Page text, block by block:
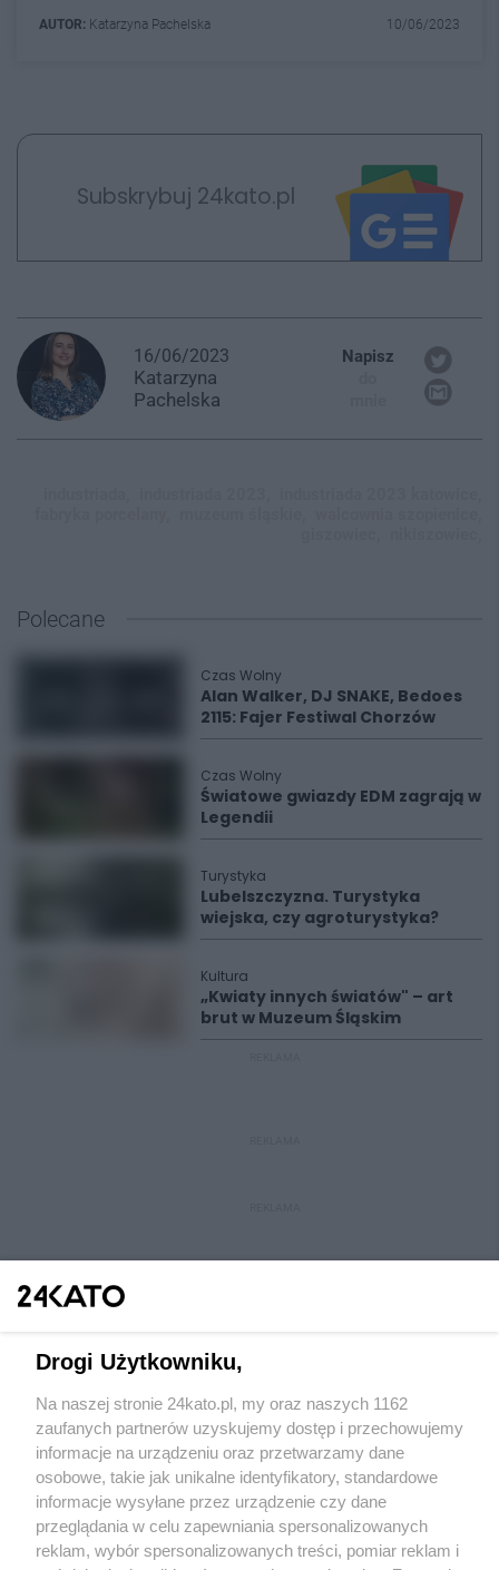
AUTOR: Katarzyna Pachelska 10/06/2023
Subskrybuj 24kato.pl
16/06/2023
Katarzyna
Pachelska
Napisz
Polecane
Czas Wolny
Alan Walker, DJ SNAKE, Bedoes
2115: Fajer Festiwal Chorzów
Czas Wolny
Światowe gwiazdy EDM zagrają w
Legendii
Turystyka
Lubelszczyzna. Turystyka
wiejska, czy agroturystyka?
Kultura
„Kwiaty innych światów" – art
brut w Muzeum Śląskim
Wydawca mediów lokalnych
Drogi Użytkowniku,
Na naszej stronie 24kato.pl, my oraz naszych 1162
zaufanych partnerów uzyskujemy dostęp i przechowujemy
informacje na urządzeniu oraz przetwarzamy dane
osobowe, takie jak unikalne identyfikatory, standardowe
informacje wysyłane przez urządzenie czy dane
przeglądania w celu zapewniania spersonalizowanych
reklam, wybór spersonalizowanych treści, pomiar reklam i